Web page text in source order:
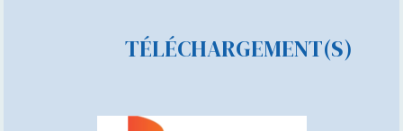
TÉLÉCHARGEMENT(S)